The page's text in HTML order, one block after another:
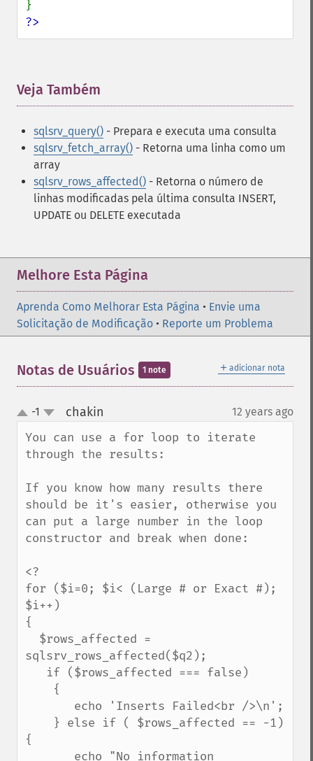
?>
Veja Também
sqlsrv_query() - Prepara e executa uma consulta
sqlsrv_fetch_array() - Retorna uma linha como um
array
sqlsrv_rows_affected() - Retorna o número de
linhas modificadas pela última consulta INSERT,
UPDATE ou DELETE executada
Melhore Esta Página
Aprenda Como Melhorar Esta Página • Envie uma
Solicitação de Modificação • Reporte um Problema
＋ adicionar nota
Notas de Usuários 1 note
up
down
-1 chakin 12 years ago
You can use a for loop to iterate
through the results:
If you know how many results there
should be it's easier, otherwise you
can put a large number in the loop
constructor and break when done:
<?
for ($i=0; $i< (Large # or Exact #);
$i++)
{
sqlsrv_rows_affected($q2);
{